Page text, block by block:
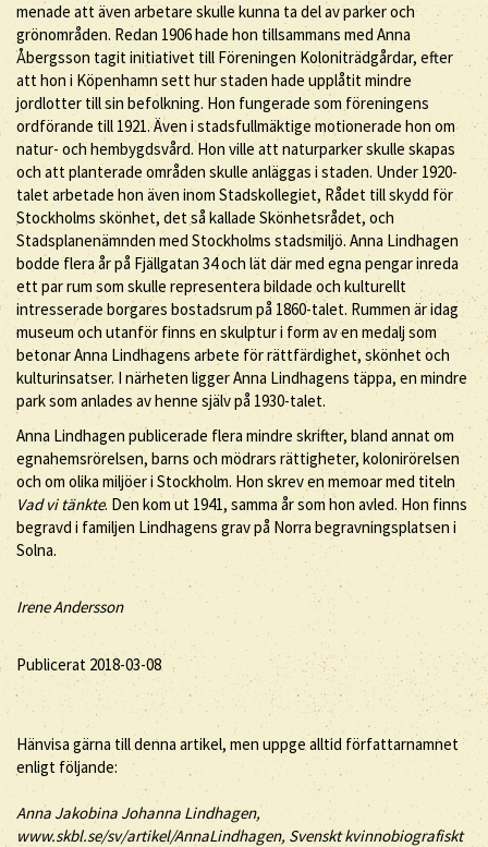
menade att även arbetare skulle kunna ta del av parker och
grönområden. Redan 1906 hade hon tillsammans med Anna
Åbergsson tagit initiativet till Föreningen Koloniträdgårdar, efter
att hon i Köpenhamn sett hur staden hade upplåtit mindre
jordlotter till sin befolkning. Hon fungerade som föreningens
ordförande till 1921. Även i stadsfullmäktige motionerade hon om
natur- och hembygdsvård. Hon ville att naturparker skulle skapas
och att planterade områden skulle anläggas i staden. Under 1920-
talet arbetade hon även inom Stadskollegiet, Rådet till skydd för
Stockholms skönhet, det så kallade Skönhetsrådet, och
Stadsplanenämnden med Stockholms stadsmiljö. Anna Lindhagen
bodde flera år på Fjällgatan 34 och lät där med egna pengar inreda
ett par rum som skulle representera bildade och kulturellt
intresserade borgares bostadsrum på 1860-talet. Rummen är idag
museum och utanför finns en skulptur i form av en medalj som
betonar Anna Lindhagens arbete för rättfärdighet, skönhet och
kulturinsatser. I närheten ligger Anna Lindhagens täppa, en mindre
park som anlades av henne själv på 1930-talet.
Anna Lindhagen publicerade flera mindre skrifter, bland annat om
egnahemsrörelsen, barns och mödrars rättigheter, kolonirörelsen
och om olika miljöer i Stockholm. Hon skrev en memoar med titeln
Vad vi tänkte. Den kom ut 1941, samma år som hon avled. Hon finns
begravd i familjen Lindhagens grav på Norra begravningsplatsen i
Solna.
Irene Andersson
Publicerat 2018-03-08
Hänvisa gärna till denna artikel, men uppge alltid författarnamnet
enligt följande:
Anna Jakobina Johanna Lindhagen,
www.skbl.se/sv/artikel/AnnaLindhagen, Svenskt kvinnobiografiskt